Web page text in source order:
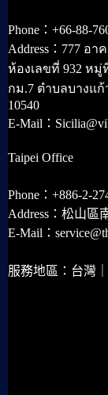
Phone：+66-88-
Address：777 อ
ห้องเลขที่ 932 หมู่
กม.7 ตำบลบางแ
10540
E-Mail：
Taipei Office
Phone：+886-2-
Address：松山區
E-Mail：
服務地區：台灣